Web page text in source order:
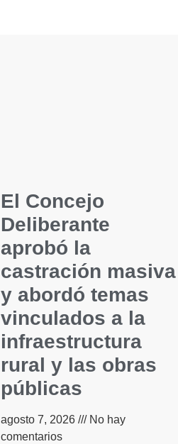
El Concejo
Deliberante
aprobó la
castración masiva
y abordó temas
vinculados a la
infraestructura
rural y las obras
públicas
agosto 7, 2026
No hay
comentarios